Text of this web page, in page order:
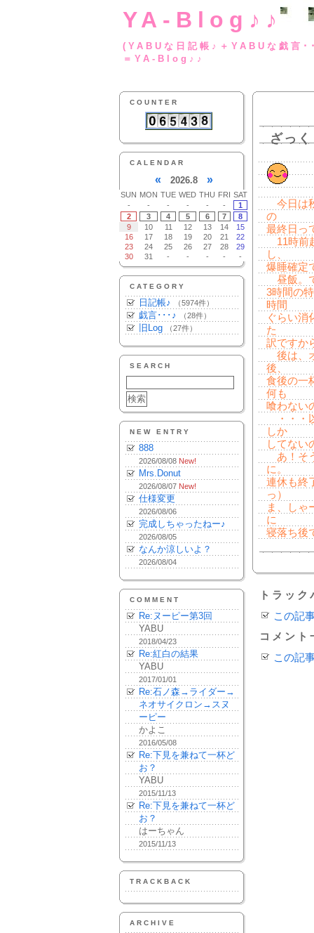
YA-Blog♪♪
(YABUな日記帳♪
＝YA-Blog♪♪
COUNTER
CALENDAR
« 2026.8 »
SUN MON TUE WED THU FRI SAT
-
- - - - -
1
2
3 4 5 6 7
8
9
10 11 12 13 14
15
16
17 18 19 20 21
22
23
24 25 26 27 28
29
30
31 - - - - -
CATEGORY
日記帳♪ （5974件）
戯言･･･♪ （28件）
旧Log （27件）
SEARCH
NEW ENTRY
888
2026/08/08 New!
Mrs.Donut
2026/08/07 New!
仕様変更
2026/08/06
完成しちゃったねー♪
2026/08/05
なんか涼しいよ？
2026/08/04
COMMENT
Re:ヌーピー第3回
YABU
2018/04/23
Re:紅白の結果
YABU
2017/01/01
Re:石ノ森→ライダー→
ネオサイクロン→スヌ
ーピー
かよこ
2016/05/08
Re:下見を兼ねて一杯ど
お？
YABU
2015/11/13
Re:下見を兼ねて一杯ど
お？
はーちゃん
2015/11/13
TRACKBACK
ARCHIVE
ざっ
今日は
の
最終日っ
11時前
し、
爆睡確定
昼飯。
3時間の
時間
ぐらい消
た
訳ですか
後は、
後、
食後の一
何も
喰わない
・・・
しか
してない
あ！そ
に。
連休も終
っ）
ま、しゃ
に
寝落ち後
トラッ
この記
コメント
この記